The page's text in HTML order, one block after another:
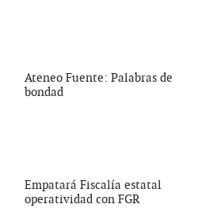
Ateneo Fuente: Palabras de
bondad
Empatará Fiscalía estatal
operatividad con FGR